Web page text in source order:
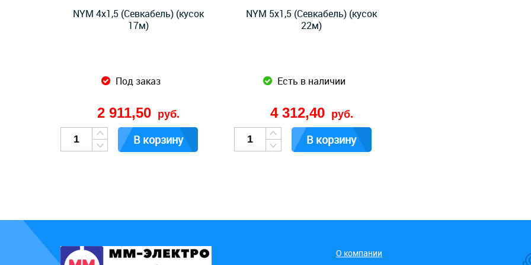
NYM 4x1,5 (Севкабель) (кусок
17м)
Под заказ
2 911,50 руб.
В корзину
NYM 5x1,5 (Севкабель) (кусок
22м)
Есть в наличии
4 312,40 руб.
В корзину
О компании